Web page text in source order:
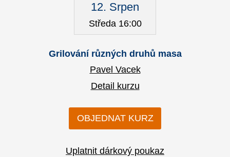
12. Srpen
Středa 16:00
Grilování různých druhů masa
Pavel Vacek
Detail kurzu
OBJEDNAT KURZ
Uplatnit dárkový poukaz